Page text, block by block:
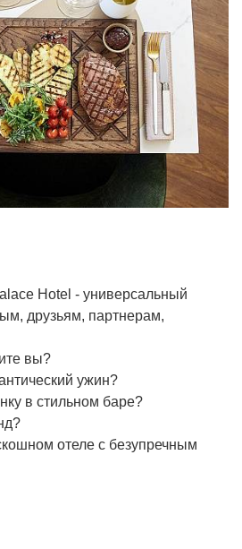
Hotel - универсальный
друзьям, партнерам,
вы?
ужин?
в стильном баре?
отеле с безупречным